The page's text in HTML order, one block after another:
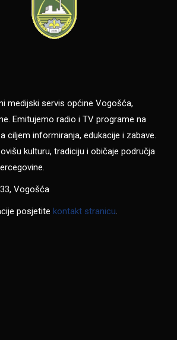
medijski servis općine Vogošća,
Emitujemo radio i TV programe na
ciljem informiranja, edukacije i zabave.
kulturu, tradiciju i običaje područja
Vogošća
posjetite kontakt stranicu